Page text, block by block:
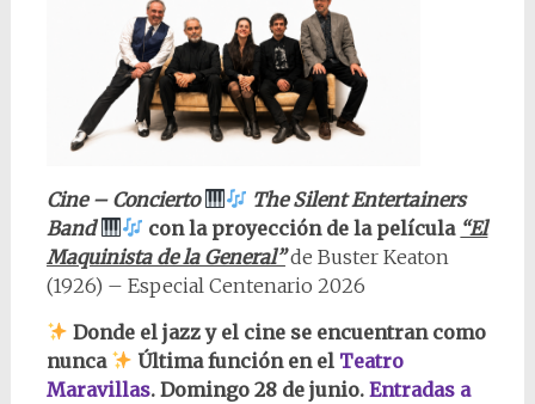
Cine – Concierto
The Silent Entertainers
Band
con la proyección de la película “El
Maquinista de la General”de Buster Keaton
(1926) – Especial Centenario 2026
Donde el jazz y el cine se encuentran como
nunca
Última función en el Teatro
Maravillas. Domingo 28 de junio. Entradas a